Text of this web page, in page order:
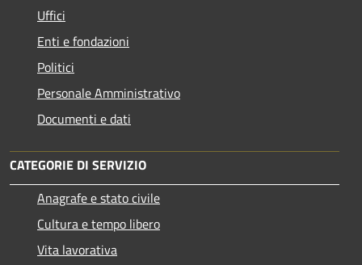
Uffici
Enti e fondazioni
Politici
Personale Amministrativo
Documenti e dati
CATEGORIE DI SERVIZIO
Anagrafe e stato civile
Cultura e tempo libero
Vita lavorativa